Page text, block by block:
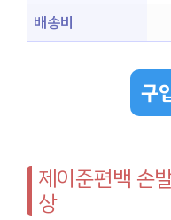
배송비
구
제이준편백 손
상